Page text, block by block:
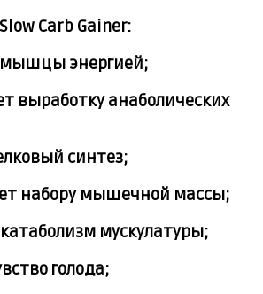
Carb Gainer:
энергией;
выработку анаболических
синтез;
набору мышечной массы;
мускулатуры;
голода;